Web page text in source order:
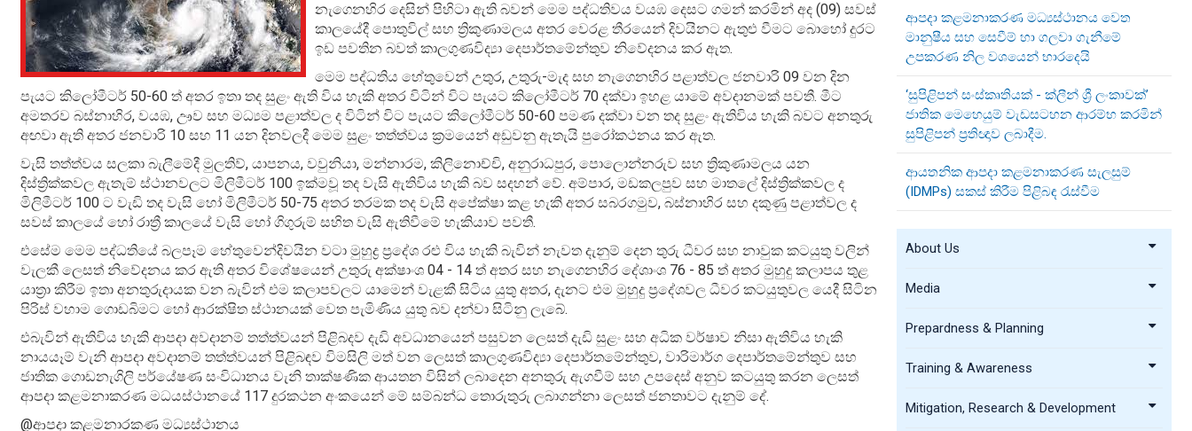
නැගෙනහිර දෙසින් පිහිටා ඇති බවන් මෙම පද්ධතිවය වයඹ දෙසට ගමන් කරමින් අද (09) සවස්
කාලයේදී පොතුවිල් සහ ත්‍රිකුණාමලය අතර වෙරළ තීරයෙන් දිවයිනට ඇතුළු වීමට බොහෝ දුරට
ඉඩ පවතින බවත් කාලගුණවිද්‍යා දෙපාර්තමේන්තුව නිවේදනය කර ඇත.
මෙම පද්ධතිය හේතුවෙන් උතුර, උතුරු-මැද සහ නැගෙනහිර පළාත්වල ජනවාරි 09 වන දින
පැයට කිලෝමීටර් 50-60 ත් අතර ඉතා තද සුළං ඇති විය හැකි අතර විටින් විට පැයට කිලෝමීටර් 70 දක්වා ඉහළ යාමේ අවදානමක් පවතී. මීට
අමතරව බස්නාහිර, වයඹ, ඌව සහ මධ්‍යම පළාත්වල ද විටින් විට පැයට කිලෝමීටර් 50-60 පමණ දක්වා වන තද සුළං ඇතිවිය හැකි බවට අනතුරු
අඟවා ඇති අතර ජනවාරි 10 සහ 11 යන දිනවලදී මෙම සුළං තත්ත්වය ක්‍රමයෙන් අඩුවනු ඇතැයි පුරෝකථනය කර ඇත.
වැසි තත්ත්වය සලකා බැලීමේදී මුලතිව්, යාපනය, වවුනියා, මන්නාරම, කිලිනොච්චි, අනුරාධපුර, පොලොන්නරුව සහ ත්‍රිකුණාමලය යන
දිස්ත්‍රික්කවල ඇතැම් ස්ථානවලට මිලිමීටර් 100 ඉක්මවූ තද වැසි ඇතිවිය හැකි බව සදහන් වේ. අම්පාර, මඩකලපුව සහ මාතලේ දිස්ත්‍රික්කවල ද
මිලිමීටර් 100 ට වැඩි තද වැසි හෝ මිලිමීටර් 50-75 අතර තරමක තද වැසි අපේක්ෂා කළ හැකි අතර සබරගමුව, බස්නාහිර සහ දකුණු පළාත්වල ද
සවස් කාලයේ හෝ රාත්‍රී කාලයේ වැසි හෝ ගිගුරුම් සහිත වැසි ඇතිවීමේ හැකියාව පවතී.
එසේම මෙම පද්ධතියේ බලපෑම හේතුවෙන්දිවයින වටා මුහුද්‍ර ප්‍රදේශ රළු විය හැකි බැවින් නැවත දැනුම් දෙන තුරු ධීවර සහ නාවුක කටයුතු වලින්
වැලකී ලෙසත් නිවේදනය කර ඇති අතර විශේෂයෙන් උතුරු අක්ෂාංශ 04 - 14 ත් අතර සහ නැගෙනහිර දේශාංශ 76 - 85 ත් අතර මුහුදු කලාපය තුළ
යාත්‍රා කිරීම ඉතා අනතුරුදායක වන බැවින් එම කලාපවලට යාමෙන් වැළකී සිටිය යුතු අතර, දැනට එම මුහුදු ප්‍රදේශවල ධීවර කටයුතුවල යෙදී සිටින
පිරිස් වහාම ගොඩබිමට හෝ ආරක්ෂිත ස්ථානයක් වෙත පැමිණිය යුතු බව දන්වා සිටිනු ලැබේ.
එබැවින් ඇතිවිය හැකි ආපදා අවදානම් තත්ත්වයන් පිළිබදව දැඩි අවධානයෙන් පසුවන ලෙසත් දැඩි සුළං සහ අධික වර්ෂාව නිසා ඇතිවිය හැකි
නායයෑම් වැනි ආපදා අවදානම් තත්ත්වයන් පිළිබඳව විමසිලි මත් වන ලෙසත් කාලගුණවිද්‍යා දෙපාර්තමේන්තුව, වාරිමාර්ග දෙපාර්තමේන්තුව සහ
ජාතික ගොඩනැගිලි පර්යේෂණ සංවිධානය වැනි තාක්ෂණික ආයතන විසින් ලබාදෙන අනතුරු ඇගවීම් සහ උපදෙස් අනුව කටයුතු කරන ලෙසත්
ආපදා කළමනාකරණ මධයස්ථානයේ 117 දුරකථන අංකයෙන් මේ සම්බන්ධ තොරුතුරු ලබාගන්නා ලෙසත් ජනතාවට දැනුම් දේ.
@ආපදා කළමනාරකණ මධ්‍යස්ථානය
ආපදා කළමනාකරණ මධ්‍යස්ථානය වෙත
මානුෂීය සහ සෙවීම් හා ගලවා ගැනීමේ
උපකරණ නිල වශයෙන් භාරදෙයි
‘සුපිළිපන් සංස්කෘතියක් - ක්ලීන් ශ්‍රී ලංකාවක්’
ජාතික මෙහෙයුම් වැඩසටහන ආරම්භ කරමින්
සුපිළිපන් ප්‍රතිඥාව ලබාදීම.
ආයතනික ආපදා කළමනාකරණ සැලසුම්
(IDMPs) සකස් කිරීම පිළිබඳ රැස්වීම
About Us
Media
Prepardness & Planning
Training & Awareness
Mitigation, Research & Development